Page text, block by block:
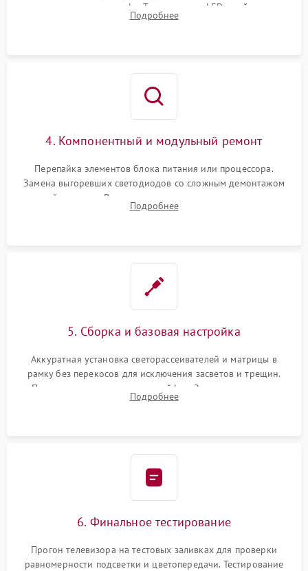
помощью осциллографа. Тестирование LED-драйвера и
светодиодных планок подсветки мультиметром.
Подробнее
4. Компонентный и модульный ремонт
Перепайка элементов блока питания или процессора.
Замена выгоревших светодиодов со сложным демонтажом
хрупкой матрицы. Восстановление поврежденных дорожек,
прошивка микросхем памяти EEPROM
Подробнее
5. Сборка и базовая настройка
Аккуратная установка светорассеивателей и матрицы в
рамку без перекосов для исключения засветов и трещин.
Подключение внутренних шлейфов. Закрытие корпуса.
Сброс настроек и обновление программного обеспечения.
Подробнее
6. Финальное тестирование
Прогон телевизора на тестовых заливках для проверки
равномерности подсветки и цветопередачи. Тестирование